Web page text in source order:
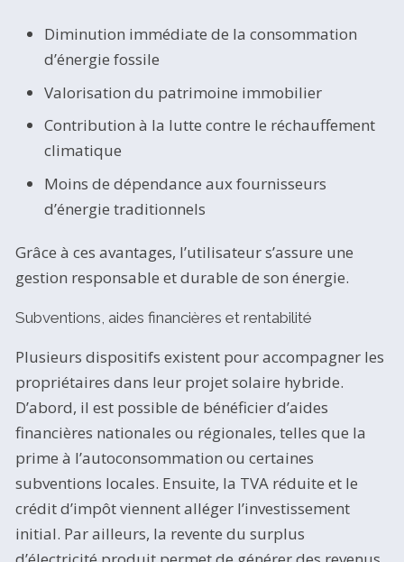
Diminution immédiate de la consommation
d’énergie fossile
Valorisation du patrimoine immobilier
Contribution à la lutte contre le réchauffement
climatique
Moins de dépendance aux fournisseurs
d’énergie traditionnels
Grâce à ces avantages, l’utilisateur s’assure une
gestion responsable et durable de son énergie.
Subventions, aides financières et rentabilité
Plusieurs dispositifs existent pour accompagner les
propriétaires dans leur projet solaire hybride.
D’abord, il est possible de bénéficier d’aides
financières nationales ou régionales, telles que la
prime à l’autoconsommation ou certaines
subventions locales. Ensuite, la TVA réduite et le
crédit d’impôt viennent alléger l’investissement
initial. Par ailleurs, la revente du surplus